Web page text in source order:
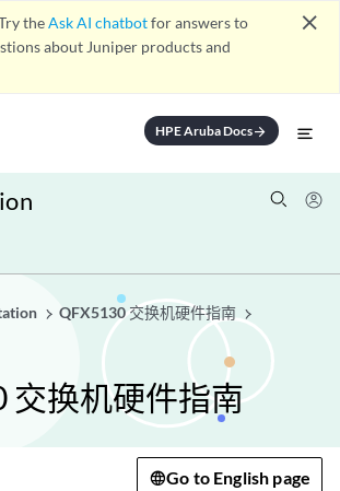
theAsk AI chatbotfor answers to
about Juniper products and
close
HPE Aruba Docsarrow_forward
QFX5130 交换机硬件指南
交换机硬件指南
Go to English page